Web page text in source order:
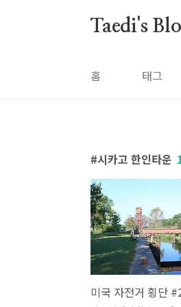
Taedi's
홈 태그
시카고 한인타운